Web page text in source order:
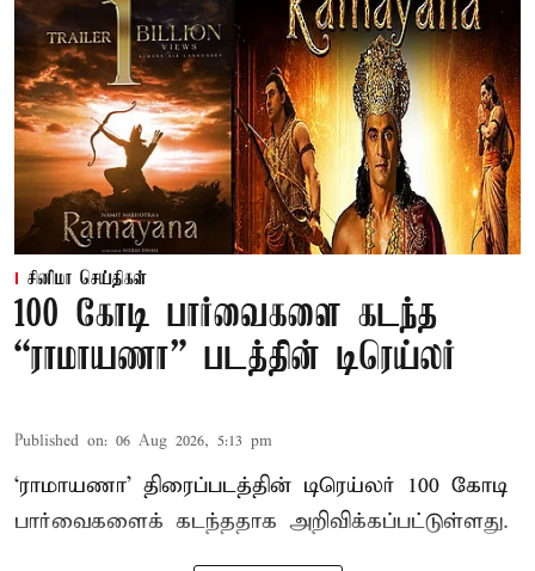
சினிமா செய்திகள்
100 கோடி பார்வைகளை கடந்த
“ராமாயணா” படத்தின் டிரெய்லர்
Published on: 06 Aug 2026, 5:13 pm
‘ராமாயணா’ திரைப்படத்தின் டிரெய்லர் 100 கோடி
பார்வைகளைக் கடந்ததாக அறிவிக்கப்பட்டுள்ளது.